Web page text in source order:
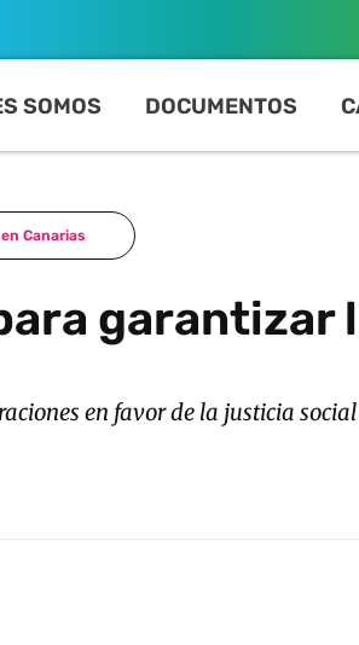
SOMOS DOCUMENTOS
Canarias
en favor de la justicia